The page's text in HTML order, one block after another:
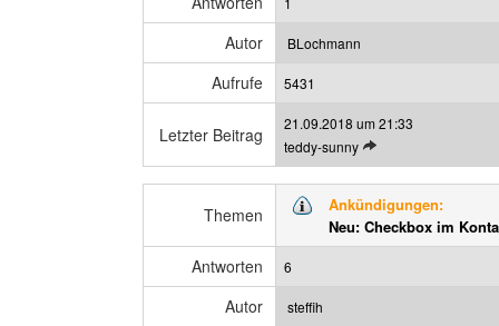
r
a
g
n
z
Autor BLochmann
Aufrufe 5431
Letzter Beitrag
21.09.2018 um 21:33
teddy-sunny L
e
t
z
t
Themen
Ankündigungen:
Neu: Checkbox im
Antworten 6
Autor steffih